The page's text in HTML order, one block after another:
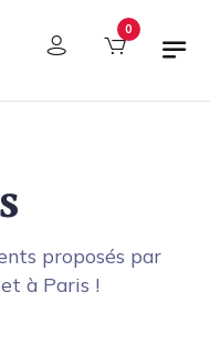
0
proposés par
à Paris !